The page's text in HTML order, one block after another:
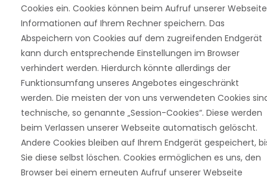
Cookies ein. Cookies können beim Aufruf unserer Webseite
Informationen auf Ihrem Rechner speichern. Das
Abspeichern von Cookies auf dem zugreifenden Endgerät
kann durch entsprechende Einstellungen im Browser
verhindert werden. Hierdurch könnte allerdings der
Funktionsumfang unseres Angebotes eingeschränkt
werden. Die meisten der von uns verwendeten Cookies
technische, so genannte „Session-Cookies“. Diese werden
beim Verlassen unserer Webseite automatisch gelöscht.
Andere Cookies bleiben auf Ihrem Endgerät gespeichert,
Sie diese selbst löschen. Cookies ermöglichen es uns, den
Browser bei einem erneuten Aufruf unserer Webseite